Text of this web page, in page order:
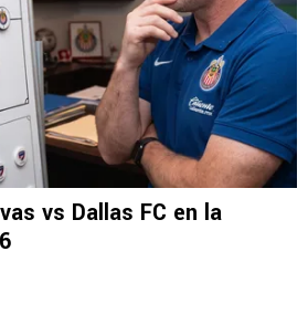
vs Dallas FC en la